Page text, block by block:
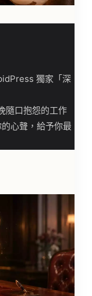
獨家「深
隨口抱怨的工作
心聲，給予你最